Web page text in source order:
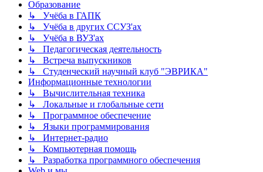
Образование
↳ Учёба в ГАПК
↳ Учёба в других ССУЗ'ах
↳ Учёба в ВУЗ'ах
↳ Педагогическая деятельность
↳ Встреча выпускников
↳ Студенческий научный клуб "ЭВРИКА"
Информационные технологии
↳ Вычислительная техника
↳ Локальные и глобальные сети
↳ Программное обеспечение
↳ Языки программирования
↳ Интернет-радио
↳ Компьютерная помощь
↳ Разработка программного обеспечения